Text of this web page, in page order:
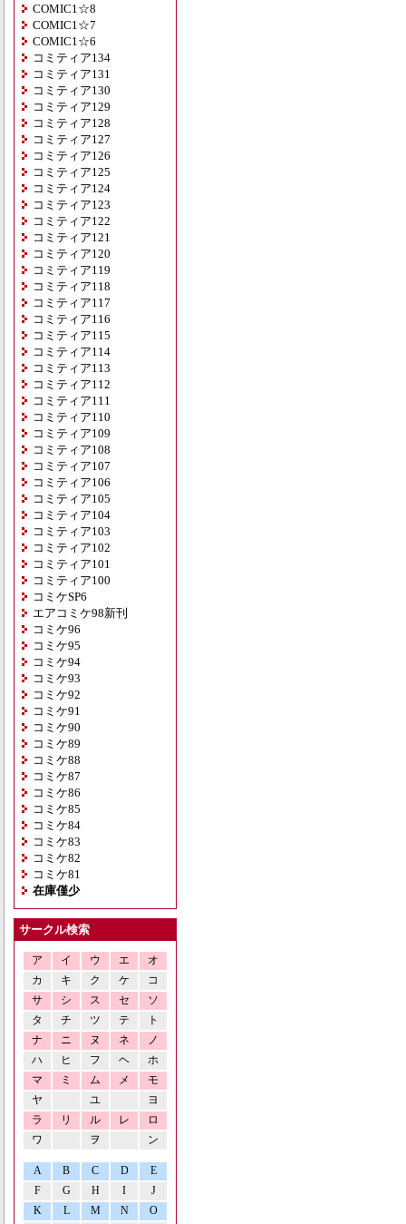
COMIC1☆8
COMIC1☆7
COMIC1☆6
コミティア134
コミティア131
コミティア130
コミティア129
コミティア128
コミティア127
コミティア126
コミティア125
コミティア124
コミティア123
コミティア122
コミティア121
コミティア120
コミティア119
コミティア118
コミティア117
コミティア116
コミティア115
コミティア114
コミティア113
コミティア112
コミティア111
コミティア110
コミティア109
コミティア108
コミティア107
コミティア106
コミティア105
コミティア104
コミティア103
コミティア102
コミティア101
コミティア100
コミケSP6
エアコミケ98新刊
コミケ96
コミケ95
コミケ94
コミケ93
コミケ92
コミケ91
コミケ90
コミケ89
コミケ88
コミケ87
コミケ86
コミケ85
コミケ84
コミケ83
コミケ82
コミケ81
在庫僅少
サークル検索
ア イ ウ エ
オ
カ
キ ク ケ
コ
サ
シ ス セ
ソ
タ
チ ツ テ
ト
ナ
ニ ヌ ネ
ノ
ハ
ヒ フ ヘ
ホ
マ
ミ ム メ
モ
ヤ
ユ
ヨ
ラ
リ ル レ
ロ
ワ
ヲ ン
A B C D
E
F
G H I
J
K
L M N O